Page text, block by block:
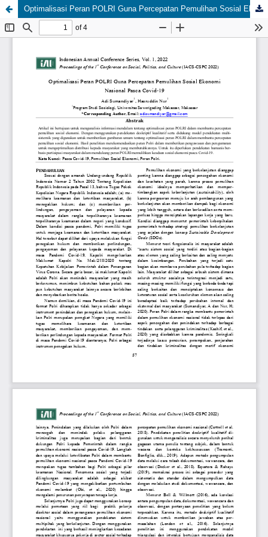
Optimalisasi Peran POLRI Guna Percepatan Pemulihan Sosial Ekonomi Nasional Pasca Covid-19